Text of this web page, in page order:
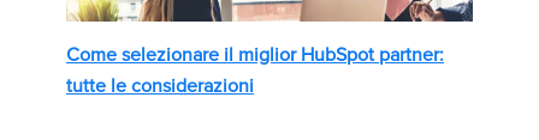
Come selezionare il miglior HubSpot partner:
tutte le considerazioni